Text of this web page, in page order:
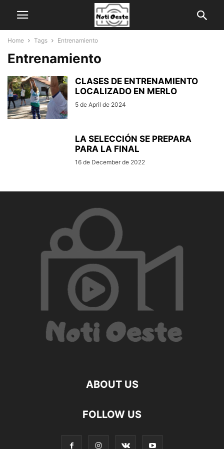
Home Tags Entrenamiento
Entrenamiento
CLASES DE ENTRENAMIENTO
LOCALIZADO EN MERLO
5 de April de 2024
LA SELECCIÓN SE PREPARA
PARA LA FINAL
16 de December de 2022
ABOUT US
FOLLOW US